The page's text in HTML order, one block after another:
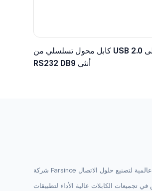
كابل محول تسلسلي من USB 2.0 إلى
RS232 DB9 أنثى
شركة Farsince هي شركة عالمية لتصنيع حلول الاتصال
تجميعات الكابلات عالية الأداء لتطبيقات